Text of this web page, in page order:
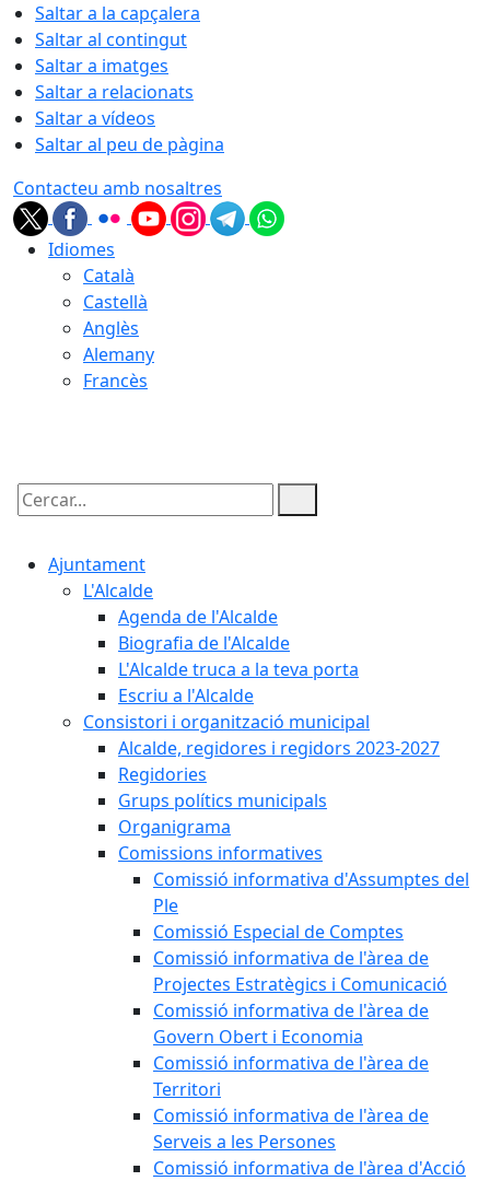
Saltar a la capçalera
Saltar al contingut
Saltar a imatges
Saltar a relacionats
Saltar a vídeos
Saltar al peu de pàgina
Contacteu amb nosaltres
Idiomes
Català
Castellà
Anglès
Alemany
Francès
Cercar:
Ajuntament
L'Alcalde
Agenda de l'Alcalde
Biografia de l'Alcalde
L'Alcalde truca a la teva porta
Escriu a l'Alcalde
Consistori i organització municipal
Alcalde, regidores i regidors 2023-2027
Regidories
Grups polítics municipals
Organigrama
Comissions informatives
Comissió informativa d'Assumptes del
Ple
Comissió Especial de Comptes
Comissió informativa de l'àrea de
Projectes Estratègics i Comunicació
Comissió informativa de l'àrea de
Govern Obert i Economia
Comissió informativa de l'àrea de
Territori
Comissió informativa de l'àrea de
Serveis a les Persones
Comissió informativa de l'àrea d'Acció